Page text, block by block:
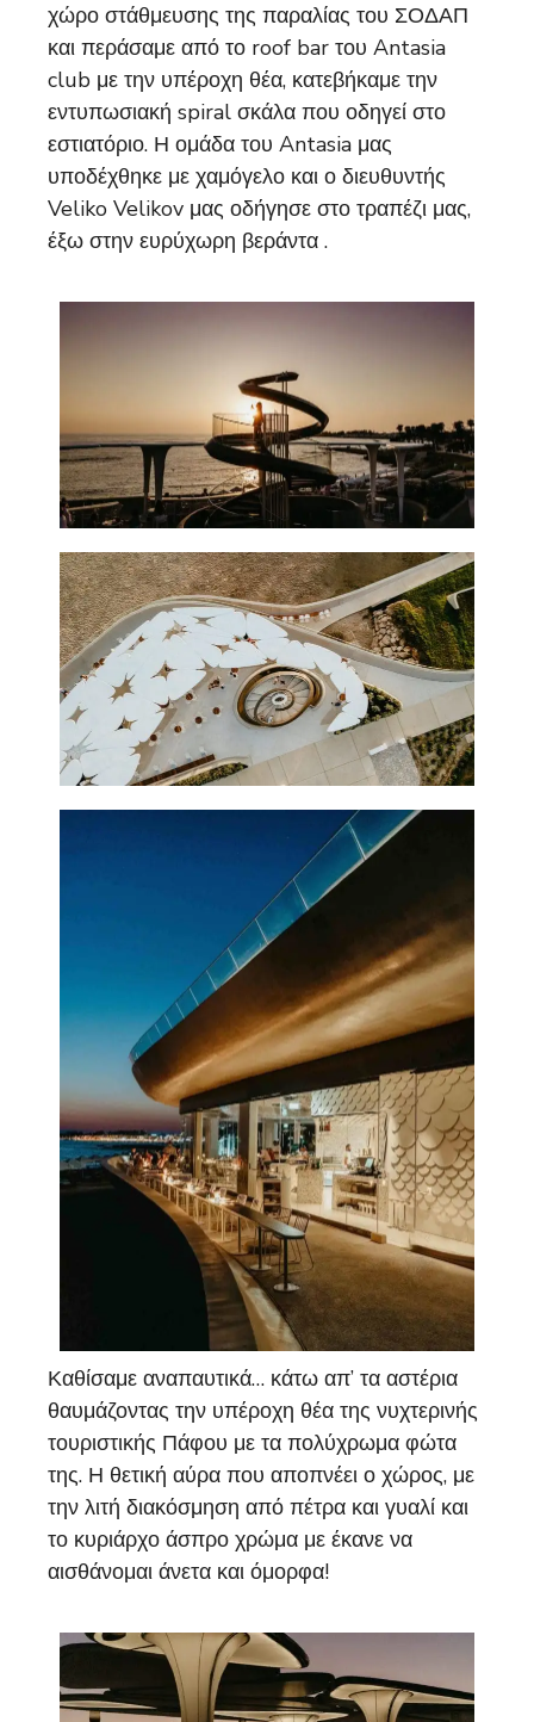
χώρο στάθμευσης της παραλίας του ΣΟΔΑΠ
και περάσαμε από το roof bar του Antasia
club με την υπέροχη θέα, κατεβήκαμε την
εντυπωσιακή spiral σκάλα που οδηγεί στο
εστιατόριο. Η ομάδα του Antasia μας
υποδέχθηκε με χαμόγελο και ο διευθυντής
Veliko Velikov μας οδήγησε στο τραπέζι μας,
έξω στην ευρύχωρη βεράντα .
Καθίσαμε αναπαυτικά… κάτω απ’ τα αστέρια
θαυμάζοντας την υπέροχη θέα της νυχτερινής
τουριστικής Πάφου με τα πολύχρωμα φώτα
της. Η θετική αύρα που αποπνέει ο χώρος, με
την λιτή διακόσμηση από πέτρα και γυαλί και
το κυριάρχο άσπρο χρώμα με έκανε να
αισθάνομαι άνετα και όμορφα!